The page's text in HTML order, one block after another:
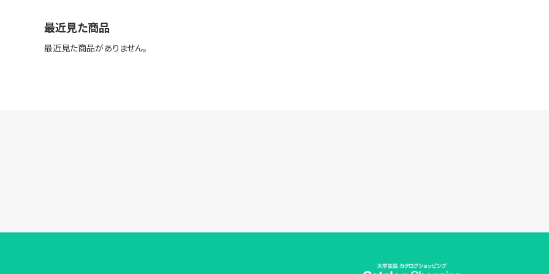
最近見た商品
最近見た商品がありません。